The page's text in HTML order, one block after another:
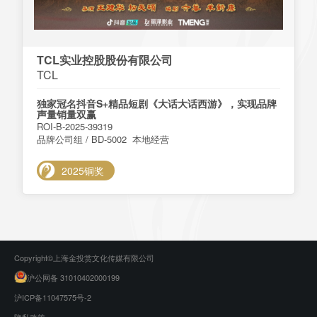
TCL实业控股股份有限公司
TCL
独家冠名抖音S+精品短剧《大话大话西游》，实现品牌
声量销量双赢
ROI-B-2025-39319
品牌公司组 / BD-5002 本地经营
2025铜奖
Copyright©上海金投赏文化传媒有限公司
沪公网备 31010402000199
沪ICP备11047575号-2